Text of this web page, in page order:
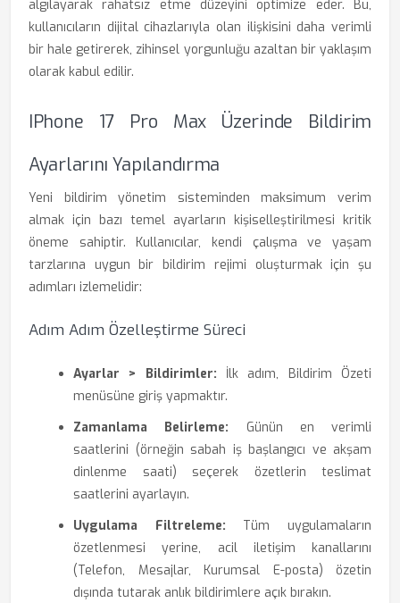
algılayarak rahatsız etme düzeyini optimize eder. Bu,
kullanıcıların dijital cihazlarıyla olan ilişkisini daha verimli
bir hale getirerek, zihinsel yorgunluğu azaltan bir yaklaşım
olarak kabul edilir.
IPhone 17 Pro Max Üzerinde Bildirim
Ayarlarını Yapılandırma
Yeni bildirim yönetim sisteminden maksimum verim
almak için bazı temel ayarların kişiselleştirilmesi kritik
öneme sahiptir. Kullanıcılar, kendi çalışma ve yaşam
tarzlarına uygun bir bildirim rejimi oluşturmak için şu
adımları izlemelidir:
Adım Adım Özelleştirme Süreci
Ayarlar > Bildirimler: İlk adım, Bildirim Özeti
menüsüne giriş yapmaktır.
Zamanlama Belirleme: Günün en verimli
saatlerini (örneğin sabah iş başlangıcı ve akşam
dinlenme saati) seçerek özetlerin teslimat
saatlerini ayarlayın.
Uygulama Filtreleme: Tüm uygulamaların
özetlenmesi yerine, acil iletişim kanallarını
(Telefon, Mesajlar, Kurumsal E-posta) özetin
dışında tutarak anlık bildirimlere açık bırakın.